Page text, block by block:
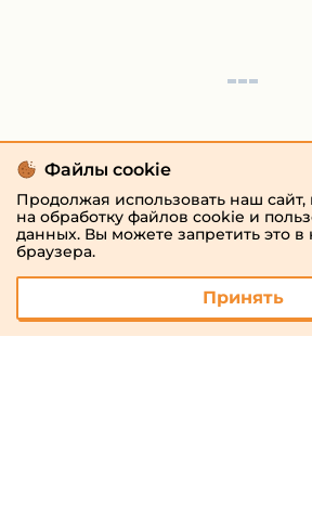
Файлы cookie
Продолжая использовать наш сайт,
на обработку файлов cookie и
данных. Вы можете запретить это в
браузера.
Принять